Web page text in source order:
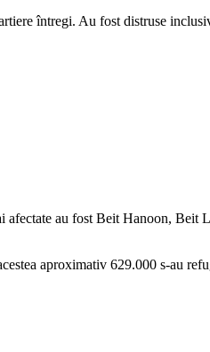
întregi. Au fost distruse
au fost Beit Hanoon, Beit
aproximativ 629.000 s-au